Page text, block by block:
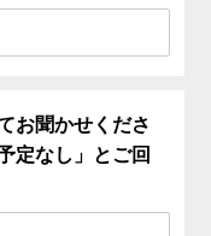
お聞かせくださ
定なし」とご回